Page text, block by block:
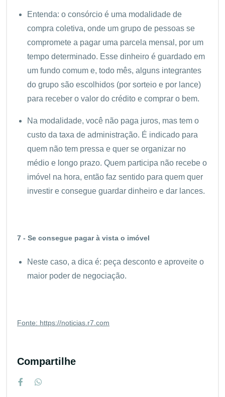
Entenda: o consórcio é uma modalidade de
compra coletiva, onde um grupo de pessoas se
compromete a pagar uma parcela mensal, por um
tempo determinado. Esse dinheiro é guardado em
um fundo comum e, todo mês, alguns integrantes
do grupo são escolhidos (por sorteio e por lance)
para receber o valor do crédito e comprar o bem.
Na modalidade, você não paga juros, mas tem o
custo da taxa de administração. É indicado para
quem não tem pressa e quer se organizar no
médio e longo prazo. Quem participa não recebe o
imóvel na hora, então faz sentido para quem quer
investir e consegue guardar dinheiro e dar lances.
7 - Se consegue pagar à vista o imóvel
Neste caso, a dica é: peça desconto e aproveite o
maior poder de negociação.
Fonte: https://noticias.r7.com
Compartilhe